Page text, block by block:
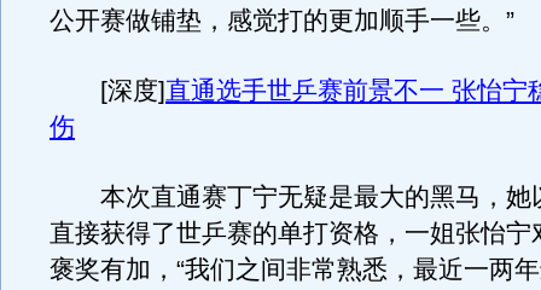
公开赛做铺垫，感觉打的更加顺手一些。”
[深度]直通选手世乒赛前景不一 张怡宁
伤
本次直通赛丁宁无疑是最大的黑马，她
直接获得了世乒赛的单打资格，一姐张怡宁
褒奖有加，“我们之间非常熟悉，最近一两